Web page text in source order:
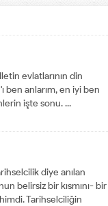
evlatlarının din
anlarım, en iyi ben
işte sonu. ...
diye anılan
belirsiz bir kısmını- bir
Tarihselciliğin